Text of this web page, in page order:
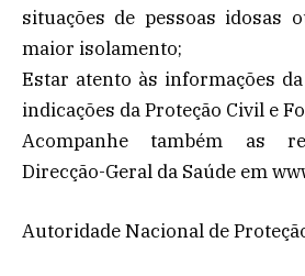
situações de pessoas idosas
maior isolamento;
Estar atento às informações
indicações da Proteção Civil e
Acompanhe também as
Direcção-Geral da Saúde em
Autoridade Nacional de